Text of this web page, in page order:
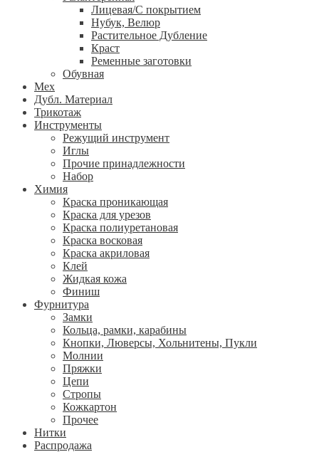
Лицевая/С покрытием
Нубук, Велюр
Растительное Дубление
Краст
Ременные заготовки
Обувная
Мех
Дубл. Материал
Трикотаж
Инструменты
Режущий инструмент
Иглы
Прочие принадлежности
Набор
Химия
Краска проникающая
Краска для урезов
Краска полиуретановая
Краска восковая
Краска акриловая
Клей
Жидкая кожа
Финиш
Фурнитура
Замки
Кольца, рамки, карабины
Кнопки, Люверсы, Хольнитены, Пукли
Молнии
Пряжки
Цепи
Стропы
Кожкартон
Прочее
Нитки
Распродажа